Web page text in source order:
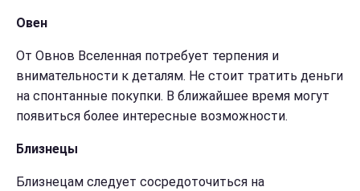
Овен
От Овнов Вселенная потребует терпения и
внимательности к деталям. Не стоит тратить деньги
на спонтанные покупки. В ближайшее время могут
появиться более интересные возможности.
Близнецы
Близнецам следует сосредоточиться на